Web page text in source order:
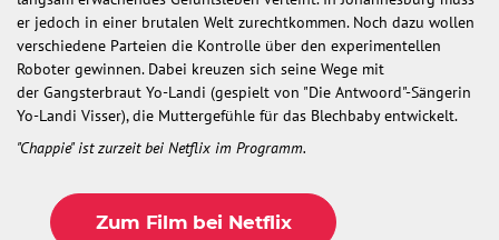
er jedoch in einer brutalen Welt zurechtkommen. Noch dazu wollen
verschiedene Parteien die Kontrolle über den experimentellen
Roboter gewinnen. Dabei kreuzen sich seine Wege mit
der Gangsterbraut Yo-Landi (gespielt von "Die Antwoord"-Sängerin
Yo-Landi Visser), die Muttergefühle für das Blechbaby entwickelt.
"Chappie" ist zurzeit bei Netflix im Programm.
Zum Film bei Netflix